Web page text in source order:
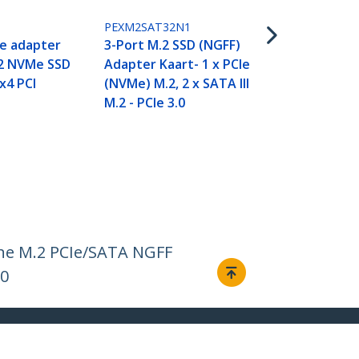
adapter
SSD
PCI
PEXM2SAT32N1
3-Port M.2 SSD (NGFF)
Adapter Kaart- 1 x PCIe
(NVMe) M.2, 2 x SATA III
M.2 - PCIe 3.0
M.2 PCIe/SATA NGFF
Aansluiten